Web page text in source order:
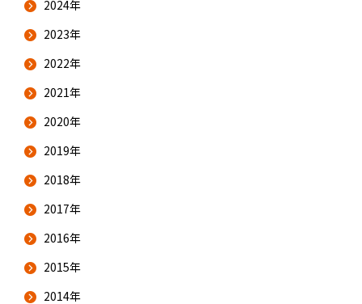
2024年
2023年
2022年
2021年
2020年
2019年
2018年
2017年
2016年
2015年
2014年